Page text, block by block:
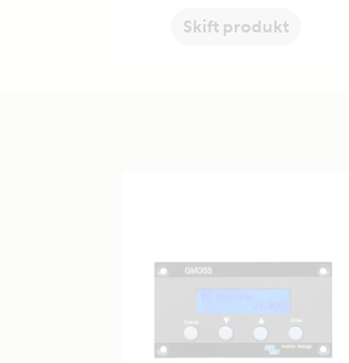
Skift produkt